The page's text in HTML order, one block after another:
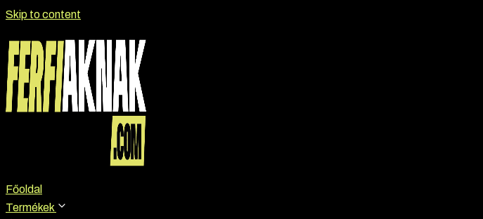
Skip to content
Főoldal
Termékek